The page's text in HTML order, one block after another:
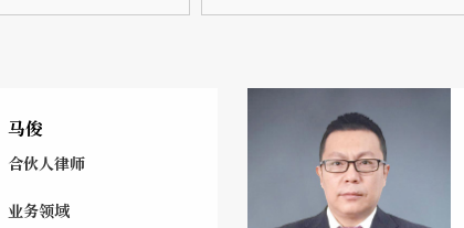
马俊
合伙人律师
业务领域